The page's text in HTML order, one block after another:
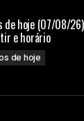
de hoje (07/08/
e horário
de hoje